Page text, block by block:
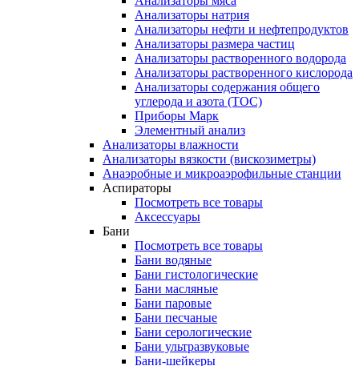
Анализаторы натрия
Анализаторы нефти и нефтепродуктов
Анализаторы размера частиц
Анализаторы растворенного водорода
Анализаторы растворенного кислорода
Анализаторы содержания общего
углерода и азота (ТОС)
Приборы Марк
Элементный анализ
Анализаторы влажности
Анализаторы вязкости (вискозиметры)
Анаэробные и микроаэрофильные станции
Аспираторы
Посмотреть все товары
Аксессуары
Бани
Посмотреть все товары
Бани водяные
Бани гистологические
Бани масляные
Бани паровые
Бани песчаные
Бани серологические
Бани ультразвуковые
Бани-шейкеры